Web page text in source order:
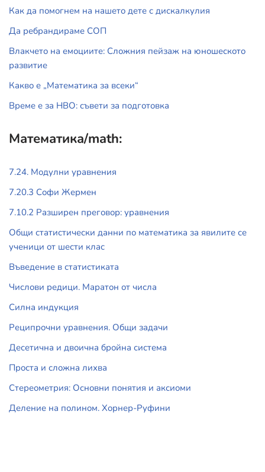
Как да помогнем на нашето дете с дискалкулия
Да ребрандираме СОП
Влакчето на емоциите: Сложния пейзаж на юношеското
развитие
Какво е „Математика за всеки“
Време е за НВО: съвети за подготовка
Математика/math:
7.24. Модулни уравнения
7.20.3 Софи Жермен
7.10.2 Разширен преговор: уравнения
Общи статистически данни по математика за явилите се
ученици от шести клас
Въведение в статистиката
Числови редици. Маратон от числа
Силна индукция
Реципрочни уравнения. Общи задачи
Десетична и двоична бройна система
Проста и сложна лихва
Стереометрия: Основни понятия и аксиоми
Деление на полином. Хорнер-Руфини